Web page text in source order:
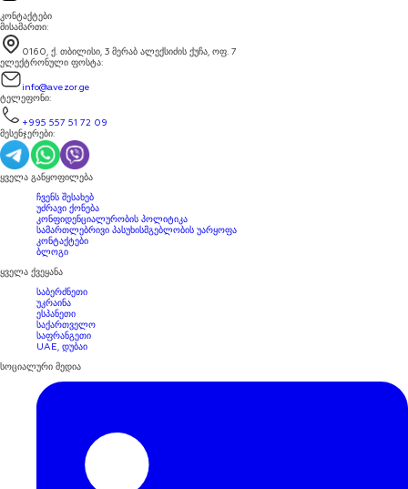
ყველას ნახვა
კონტაქტები
მისამართი:
0160, ქ. თბილისი, 3 მერაბ ალექსიძის ქუჩა, ოფ. 7
ელექტრონული ფოსტა:
info@avezor.ge
ტელეფონი:
+995 557 51 72 09
მესენჯერები:
ყველა განყოფილება
ჩვენს შესახებ
უძრავი ქონება
კონფიდენციალურობის პოლიტიკა
სამართლებრივი პასუხისმგებლობის უარყოფა
კონტაქტები
ბლოგი
ყველა ქვეყანა
საბერძნეთი
უკრაინა
ესპანეთი
საქართველო
საფრანგეთი
UAE, დუბაი
სოციალური მედია